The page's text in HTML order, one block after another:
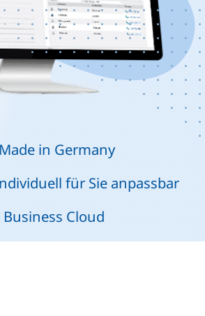
in Germany
für Sie anpassbar
Cloud